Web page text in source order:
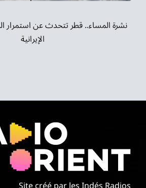
نشرة المساء.. قطر تتحدث عن استمرار
الإيرانية